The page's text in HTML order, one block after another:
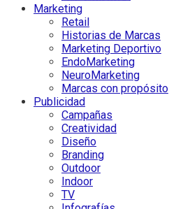
Marketing
Retail
Historias de Marcas
Marketing Deportivo
EndoMarketing
NeuroMarketing
Marcas con propósito
Publicidad
Campañas
Creatividad
Diseño
Branding
Outdoor
Indoor
TV